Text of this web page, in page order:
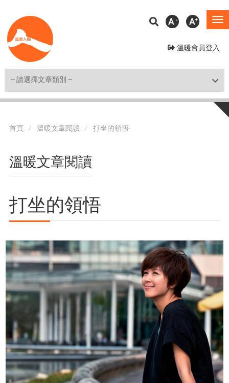
至
主
溫暖會員登入
A A
Shortcut
首頁 溫暖文章閱讀 打坐的領悟
溫暖文章閱讀
打坐的領悟